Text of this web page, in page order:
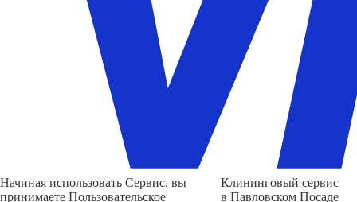
Начиная использовать Сервис, вы
принимаете Пользовательское
Клининговый сервис
в Павловском Посаде